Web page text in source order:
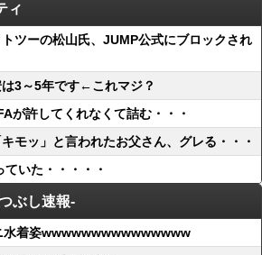
ィ
トツーの松山氏、JUMP公式にブロックされ
3～5年です←これマジ？
が許してくれなくて詰む・・・
モッ」と言われたお父さん、グレる・・・
いた・・・・・
ぶし速報-
水着姿wwwwwwwwwwwwwww